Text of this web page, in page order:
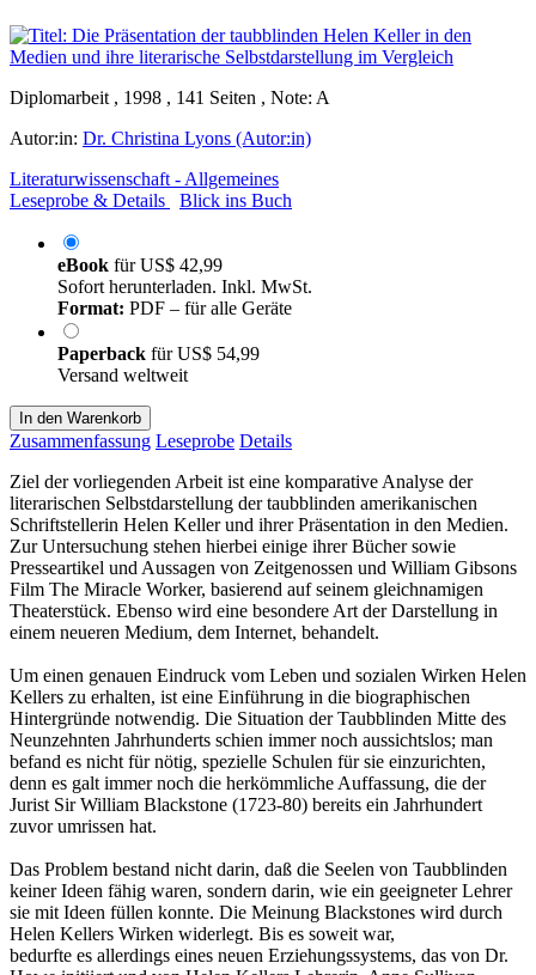
Diplomarbeit , 1998 , 141 Seiten , Note: A
Autor:in: Dr. Christina Lyons (Autor:in)
Literaturwissenschaft - Allgemeines
Leseprobe & Details
Blick ins Buch
eBook fürUS$ 42,99
Sofort herunterladen. Inkl. MwSt.
Format: PDF – für alle Geräte
Paperback fürUS$ 54,99
Versand weltweit
In den Warenkorb
Zusammenfassung Leseprobe Details
Ziel der vorliegenden Arbeit ist eine komparative Analyse der
literarischen Selbstdarstellung der taubblinden amerikanischen
Schriftstellerin Helen Keller und ihrer Präsentation in den Medien.
Zur Untersuchung stehen hierbei einige ihrer Bücher sowie
Presseartikel und Aussagen von Zeitgenossen und William Gibsons
Film The Miracle Worker, basierend auf seinem gleichnamigen
Theaterstück. Ebenso wird eine besondere Art der Darstellung in
einem neueren Medium, dem Internet, behandelt.
Um einen genauen Eindruck vom Leben und sozialen Wirken Helen
Kellers zu erhalten, ist eine Einführung in die biographischen
Hintergründe notwendig. Die Situation der Taubblinden Mitte des
Neunzehnten Jahrhunderts schien immer noch aussichtslos; man
befand es nicht für nötig, spezielle Schulen für sie einzurichten,
denn es galt immer noch die herkömmliche Auffassung, die der
Jurist Sir William Blackstone (1723-80) bereits ein Jahrhundert
zuvor umrissen hat.
Das Problem bestand nicht darin, daß die Seelen von Taubblinden
keiner Ideen fähig waren, sondern darin, wie ein geeigneter Lehrer
sie mit Ideen füllen konnte. Die Meinung Blackstones wird durch
Helen Kellers Wirken widerlegt. Bis es soweit war,
bedurfte es allerdings eines neuen Erziehungssystems, das von Dr.